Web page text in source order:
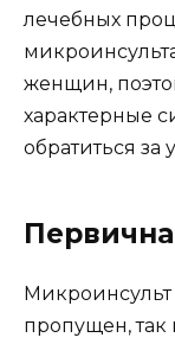
лечебных
женщин,
характерные
обратиться
пропущен, так